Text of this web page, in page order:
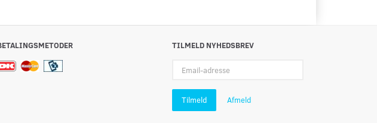
TILMELD NYHEDSBREV
adresse
Tilmeld Afmeld